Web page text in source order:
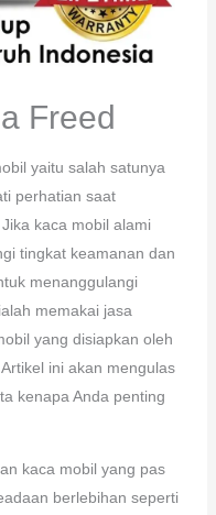
Freed
yaitu salah satunya
perhatian saat
kaca mobil alami
tingkat keamanan dan
menanggulangi
memakai jasa
yang disiapkan oleh
ini akan mengulas
kenapa Anda penting
kaca mobil yang pas
berlebihan seperti